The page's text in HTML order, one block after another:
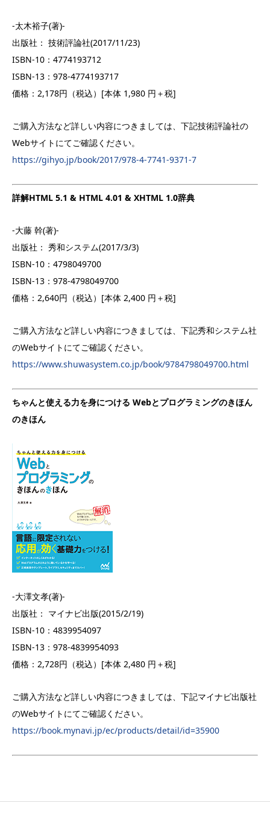
-太木裕子(著)-
出版社： 技術評論社(2017/11/23)
ISBN-10：4774193712
ISBN-13：978-4774193717
価格：2,178円（税込）[本体 1,980 円＋税]
ご購入方法など詳しい内容につきましては、下記技術評論社の
Webサイトにてご確認ください。
https://gihyo.jp/book/2017/978-4-7741-9371-7
詳解HTML 5.1 & HTML 4.01 & XHTML 1.0辞典
-大藤 幹(著)-
出版社： 秀和システム(2017/3/3)
ISBN-10：4798049700
ISBN-13：978-4798049700
価格：2,640円（税込）[本体 2,400 円＋税]
ご購入方法など詳しい内容につきましては、下記秀和システム社
のWebサイトにてご確認ください。
https://www.shuwasystem.co.jp/book/9784798049700.html
ちゃんと使える力を身につける Webとプログラミングのきほん
のきほん
-大澤文孝(著)-
出版社： マイナビ出版(2015/2/19)
ISBN-10：4839954097
ISBN-13：978-4839954093
価格：2,728円（税込）[本体 2,480 円＋税]
ご購入方法など詳しい内容につきましては、下記マイナビ出版社
のWebサイトにてご確認ください。
https://book.mynavi.jp/ec/products/detail/id=35900